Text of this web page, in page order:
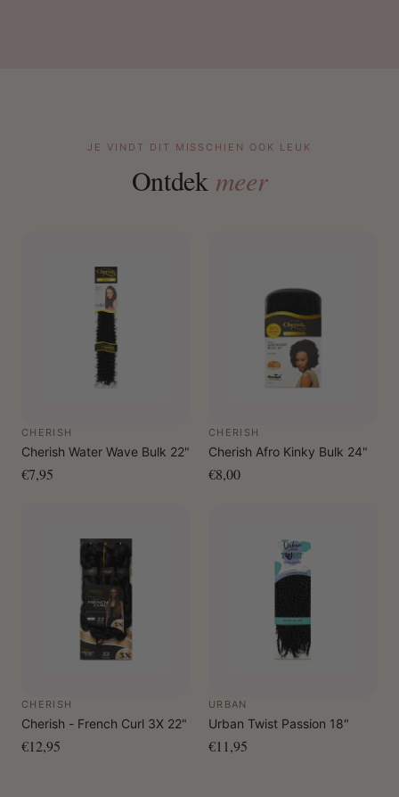
JE VINDT DIT MISSCHIEN OOK LEUK
Ontdek meer
CHERISH
Cherish Water Wave Bulk 22"
€7,95
CHERISH
Cherish Afro Kinky Bulk 24"
€8,00
CHERISH
Cherish - French Curl 3X 22"
€12,95
URBAN
Urban Twist Passion 18"
€11,95